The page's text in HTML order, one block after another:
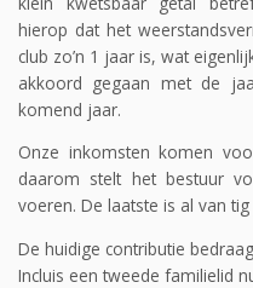
hierop dat het
club zo’n 1 jaar is, wat
akkoord gegaan met de
komend jaar.
Onze inkomsten komen
daarom stelt het bestuur
voeren. De laatste is al van
De huidige contributie
Incluis een tweede